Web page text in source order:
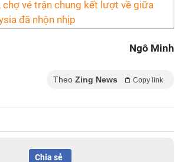
chợ vé trận chung kết lượt về giữa
đã nhộn nhịp
Ngô Minh
Theo Zing News Copy link
Chia sẻ